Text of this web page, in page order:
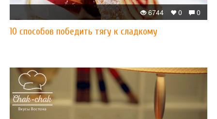
0
0
6744
10 способов победить тягу к сладкому